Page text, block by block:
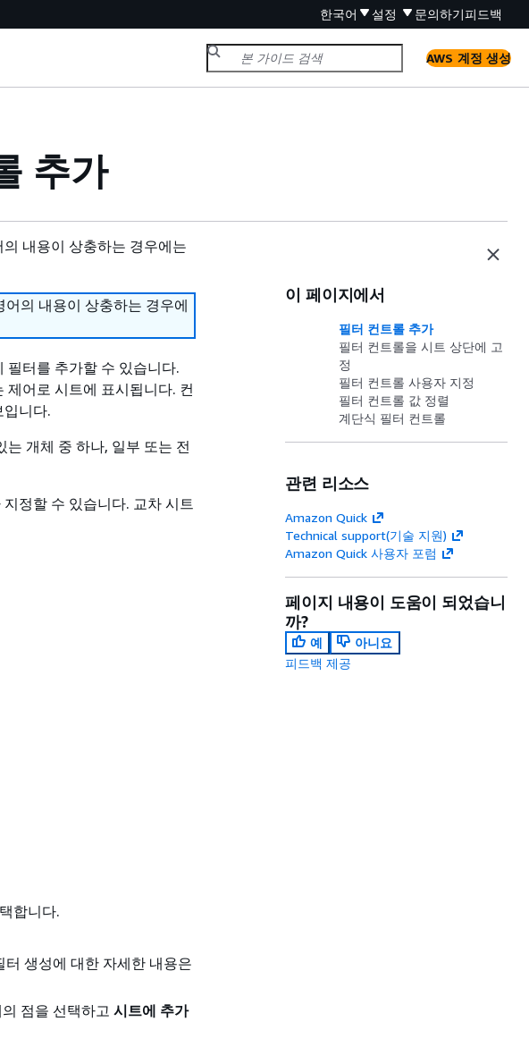
한국어 설정 문의하기피드백
AWS 계정 생성
추가
내용이 상충하는 경우에는
의 내용이 상충하는 경우에
필터를 추가할 수 있습니다.
어로 시트에 표시됩니다. 컨
니다.
개체 중 하나, 일부 또는 전
정할 수 있습니다. 교차 시트
합니다.
생성에 대한 자세한 내용은
점을 선택하고 시트에 추가
이 페이지에서
필터 컨트롤 추가
필터 컨트롤을 시트 상단에 고
정
필터 컨트롤 사용자 지정
필터 컨트롤 값 정렬
계단식 필터 컨트롤
관련 리소스
Amazon Quick
Technical support(기술 지원)
Amazon Quick 사용자 포럼
페이지 내용이 도움이 되었습니
까?
예
아니요
피드백 제공